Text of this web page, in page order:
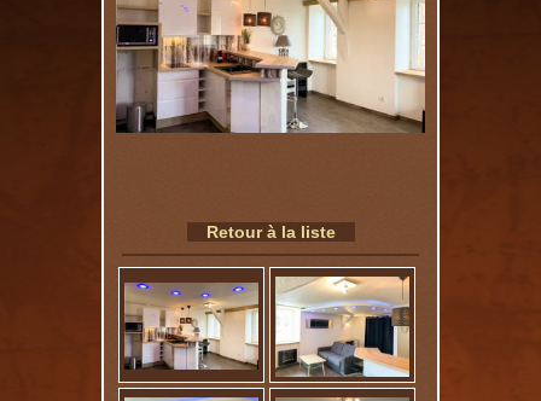
Retour à la liste